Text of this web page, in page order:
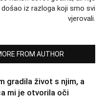
došao iz razloga koji smo svi
vjerovali.
FROM AUTHOR
gradila život s njim, a
mi je otvorila oči